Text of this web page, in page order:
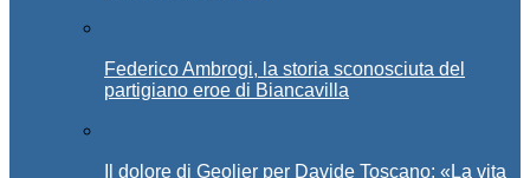
Federico Ambrogi, la storia sconosciuta del
partigiano eroe di Biancavilla
Il dolore di Geolier per Davide Toscano: «La vita